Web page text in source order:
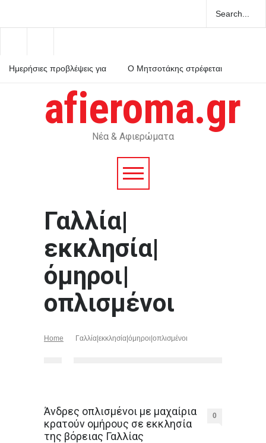
Ημερήσιες προβλέψεις για
Ο Μητσοτάκης στρέφεται
Χανιά: ΕΔΕ για τους
αστυνομικούς που έχασαν
την 75χρονη από το τμήμα
– Βρέθηκε νεκρή μετά από
afieroma.gr
Νέα & Αφιερώματα
Γαλλία|
εκκλησία|
όμηροι|
οπλισμένοι
Home Γαλλία|εκκλησία|όμηροι|οπλισμένοι
Άνδρες οπλισμένοι με μαχαίρια
κρατούν ομήρους σε εκκλησία
της βόρειας Γαλλίας
0